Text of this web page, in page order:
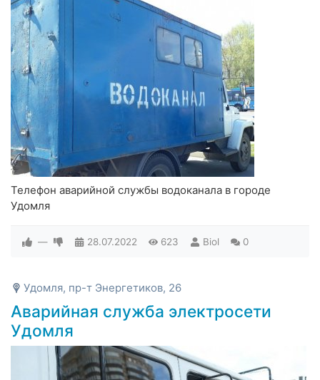
Телефон аварийной службы водоканала в городе
Удомля
— 28.07.2022 623 Biol 0
Удомля, пр-т Энергетиков, 26
Аварийная служба электросети
Удомля